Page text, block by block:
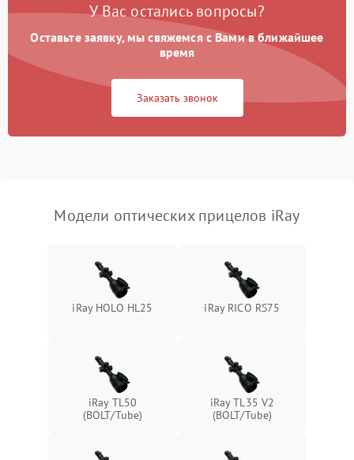
Неисправность системы
перенапряжения
1000 ₽ Подробнее →
Неисправность системы
защиты от замыкания
1000 ₽
защиты от перегрева
У Вас остались вопросы?
Оставьте заявку, мы свяжемся с Вами в ближайшее
время
Заказать звонок
Модели оптических прицелов iRay
iRay HOLO HL25 iRay RICO RS75
iRay TL50
(BOLT/Tube)
iRay TL35 V2
(BOLT/Tube)